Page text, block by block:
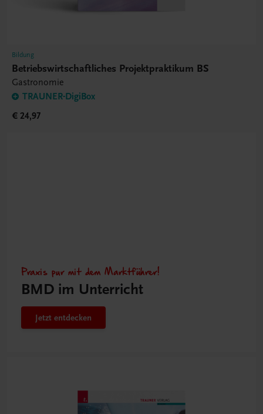
Bildung
Betriebswirtschaftliches Projektpraktikum BS
Gastronomie
TRAUNER-DigiBox
€ 24,97
Praxis pur mit dem Marktführer!
BMD im Unterricht
Jetzt entdecken